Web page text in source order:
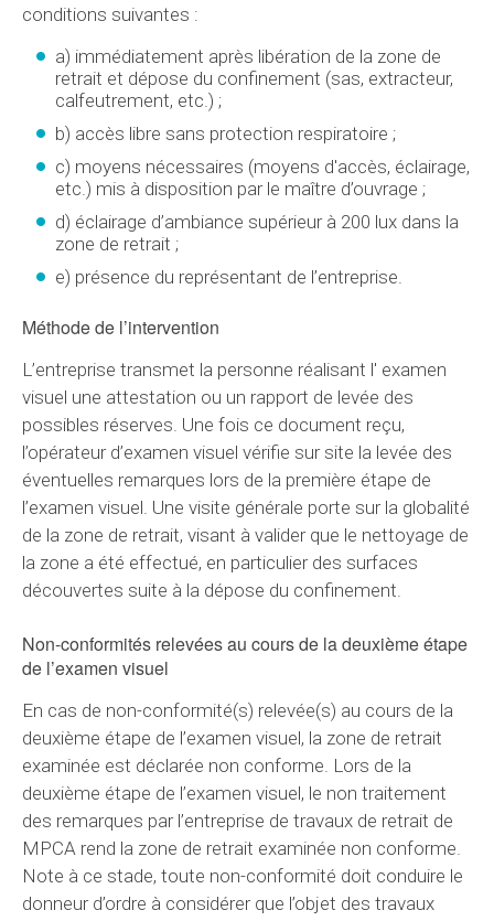
conditions suivantes :
a) immédiatement après libération de la zone de
retrait et dépose du confinement (sas, extracteur,
calfeutrement, etc.) ;
b) accès libre sans protection respiratoire ;
c) moyens nécessaires (moyens d'accès, éclairage,
etc.) mis à disposition par le maître d’ouvrage ;
d) éclairage d’ambiance supérieur à 200 lux dans la
zone de retrait ;
e) présence du représentant de l’entreprise.
Méthode de l’intervention
L’entreprise transmet la personne réalisant l' examen
visuel une attestation ou un rapport de levée des
possibles réserves. Une fois ce document reçu,
l’opérateur d’examen visuel vérifie sur site la levée des
éventuelles remarques lors de la première étape de
l’examen visuel. Une visite générale porte sur la globalité
de la zone de retrait, visant à valider que le nettoyage de
la zone a été effectué, en particulier des surfaces
découvertes suite à la dépose du confinement.
Non-conformités relevées au cours de la deuxième étape
de l’examen visuel
En cas de non-conformité(s) relevée(s) au cours de la
deuxième étape de l’examen visuel, la zone de retrait
examinée est déclarée non conforme. Lors de la
deuxième étape de l’examen visuel, le non traitement
des remarques par l’entreprise de travaux de retrait de
MPCA rend la zone de retrait examinée non conforme.
Note à ce stade, toute non-conformité doit conduire le
donneur d’ordre à considérer que l’objet des travaux